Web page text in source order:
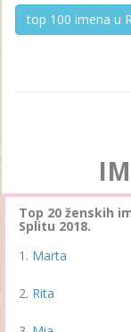
top 100 imena u
Top 20 ženskih
Splitu 2018.
Marta
Rita